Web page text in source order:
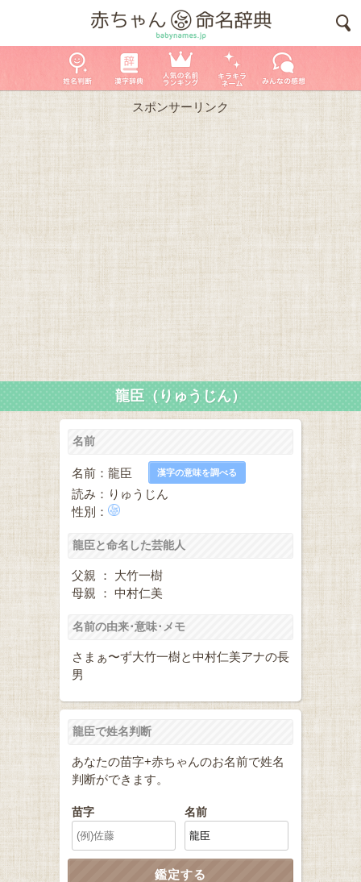
スポンサーリンク
龍臣（りゅうじん）
名前
名前：龍臣 漢字の意味を調べる
読み：りゅうじん
性別：
龍臣と命名した芸能人
父親 ： 大竹一樹
母親 ： 中村仁美
名前の由来･意味･メモ
さまぁ〜ず大竹一樹と中村仁美アナの長
男
龍臣で姓名判断
あなたの苗字+赤ちゃんのお名前で姓名
判断ができます。
苗字 名前